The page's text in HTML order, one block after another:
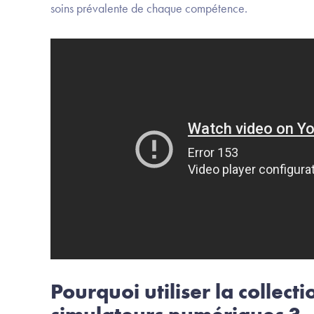
soins prévalente de chaque compétence.
Pourquoi utiliser la